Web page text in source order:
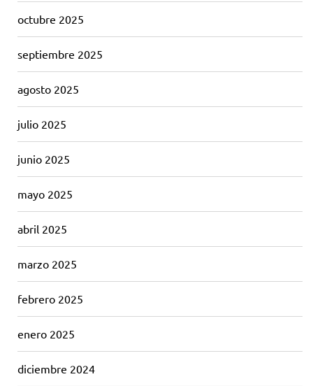
octubre 2025
septiembre 2025
agosto 2025
julio 2025
junio 2025
mayo 2025
abril 2025
marzo 2025
febrero 2025
enero 2025
diciembre 2024